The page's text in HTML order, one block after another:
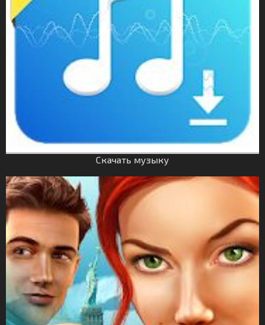
Скачать музыку